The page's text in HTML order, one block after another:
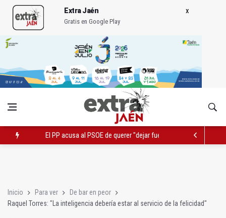
Extra Jaén
Gratis en Google Play
El PP acusa al PSOE de querer "dejar fuera" a la Junta en el
Inicio Para ver
De bar en peor
Raquel Torres: "La inteligencia debería estar al servicio de la felicidad"